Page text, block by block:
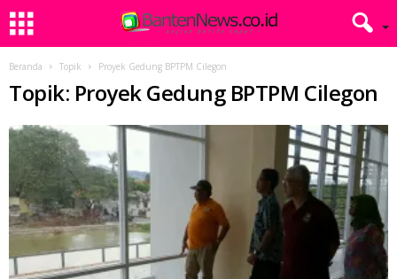
Beranda Topik Proyek Gedung BPTPM Cilegon
Topik: Proyek Gedung BPTPM Cilegon